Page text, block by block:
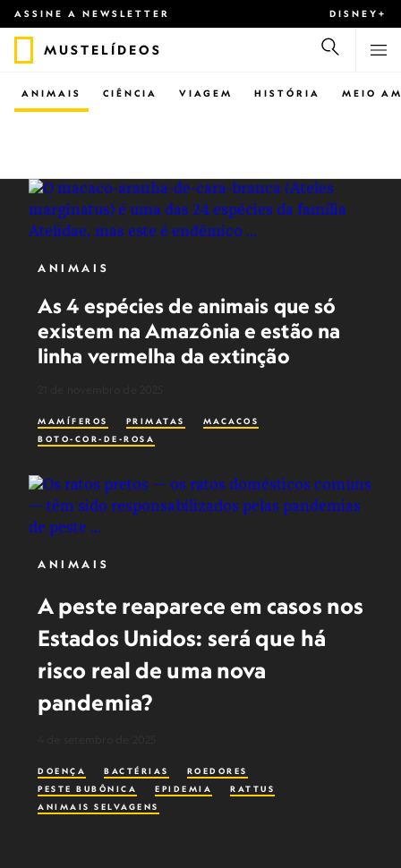
ASSINE A NEWSLETTER DISNEY+
MUSTELÍDEOS
CIÊNCIA VIAGEM
ANIMAIS HISTÓRIA MEIO
ANIMAIS
As 4 espécies de animais que só
existem na Amazônia e estão na
linha vermelha da extinção
MAMÍFEROS PRIMATAS
MACACOS
BOTO-COR-DE-ROSA
ANIMAIS
A peste reaparece em casos nos
Estados Unidos: será que há
risco real de uma nova
pandemia?
DOENÇA BACTÉRIAS
ROEDORES
PESTE BUBÔNICA
EPIDEMIA
RATTUS
ANIMAIS SELVAGENS